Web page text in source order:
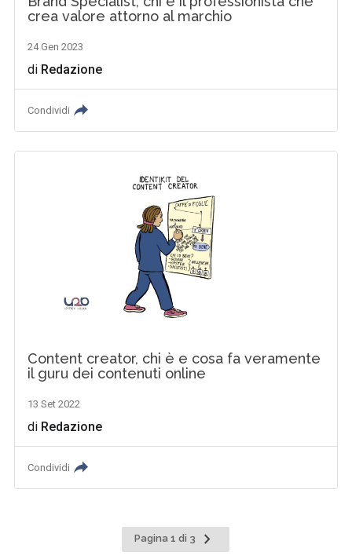
crea valore attorno al marchio
24 Gen 2023
di Redazione
Condividi
Content creator, chi è e cosa fa veramente
il guru dei contenuti online
13 Set 2022
di Redazione
Condividi
Pagina 1 di 3
Pagina
successiva